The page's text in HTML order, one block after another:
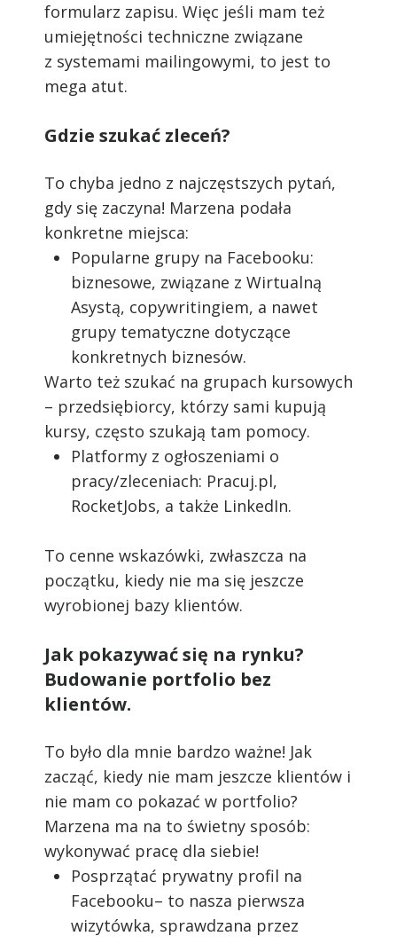
formularz zapisu. Więc jeśli mam też
umiejętności techniczne związane
z systemami mailingowymi, to jest to
mega atut.
Gdzie szukać zleceń?
To chyba jedno z najczęstszych pytań,
gdy się zaczyna! Marzena podała
konkretne miejsca:
Popularne grupy na Facebooku:
biznesowe, związane z Wirtualną
Asystą, copywritingiem, a nawet
grupy tematyczne dotyczące
konkretnych biznesów.
Warto też szukać na grupach kursowych
– przedsiębiorcy, którzy sami kupują
kursy, często szukają tam pomocy.
Platformy z ogłoszeniami o
pracy/zleceniach: Pracuj.pl,
RocketJobs, a także LinkedIn.
To cenne wskazówki, zwłaszcza na
początku, kiedy nie ma się jeszcze
wyrobionej bazy klientów.
Jak pokazywać się na rynku?
Budowanie portfolio bez
klientów.
To było dla mnie bardzo ważne! Jak
zacząć, kiedy nie mam jeszcze klientów i
nie mam co pokazać w portfolio?
Marzena ma na to świetny sposób:
wykonywać pracę dla siebie!
Posprzątać prywatny profil na
Facebooku– to nasza pierwsza
wizytówka, sprawdzana przez